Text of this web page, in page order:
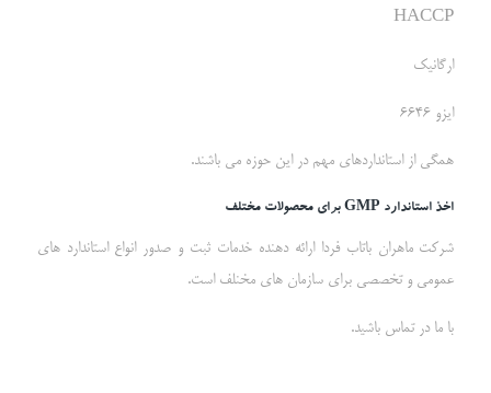
HACCP
ارگانیک
ایزو 6646
همگی از استانداردهای مهم در این حوزه می باشند.
اخذ استاندارد GMPبرای محصولات مختلف
شرکت ماهران باتاب فردا ارائه دهنده خدمات ثبت و صدور انواع استاندارد های
عمومی و تخصصی برای سازمان های مخنلف است.
با ما در تماس باشید.